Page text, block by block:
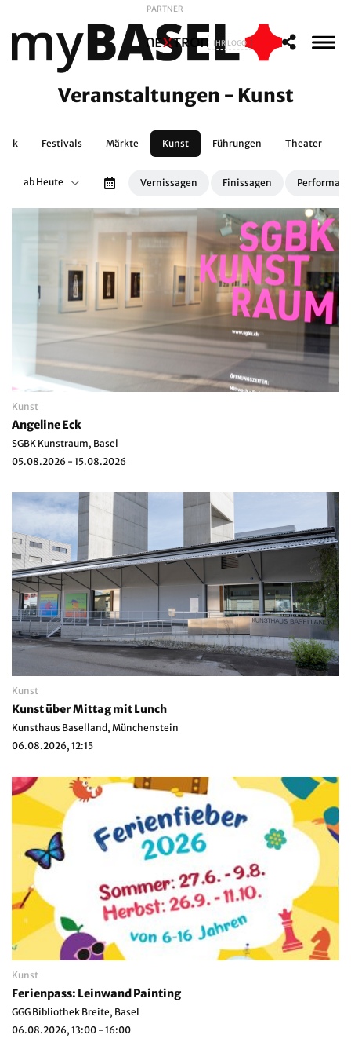
PARTNER
IHR LOGO
Veranstaltungen - Kunst
Festivals Märkte Kunst Führungen Theater
ab Heute Vernissagen Finissagen
Kunst
Angeline Eck
SGBK Kunstraum, Basel
05.08.2026 - 15.08.2026
Kunst
Kunst über Mittag mit Lunch
Kunsthaus Baselland, Münchenstein
06.08.2026, 12:15
Kunst
Ferienpass: Leinwand Painting
GGG Bibliothek Breite, Basel
06.08.2026, 13:00 - 16:00